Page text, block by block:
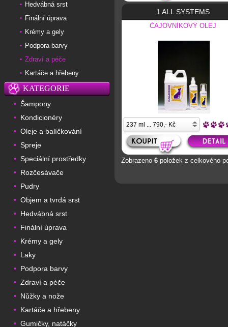
• Hedvábná srst
• Finální úprava
• Krémy a gely
• Podpora barvy
• Zdraví a péče
• Kartáče a hřebeny
KATEGORIE
• Šampony
• Kondicionéry
• Oleje a balíčkování
• Spreje
• Speciální prostředky
• Rozčesávače
• Pudry
• Objem a tvrdá srst
• Hedvábná srst
• Finální úprava
• Krémy a gely
• Laky
• Podpora barvy
• Zdraví a péče
• Nůžky a nože
• Kartáče a hřebeny
• Gumičky, natáčky
1 ALL SYSTEMS
ČAJOVNÍKOVÝ OLEJ
Zobrazeno 6 položek z celkového